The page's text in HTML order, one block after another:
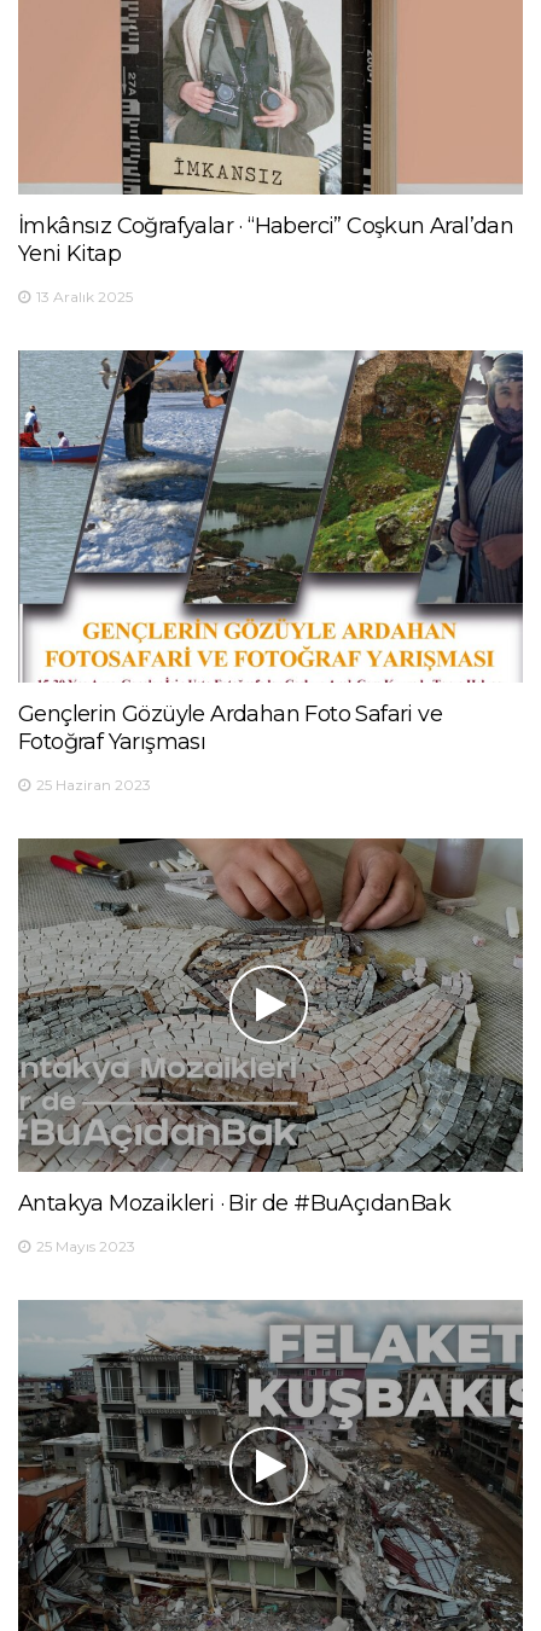
İmkânsız Coğrafyalar · “Haberci” Coşkun Aral’dan
Yeni Kitap
13 Aralık 2025
Gençlerin Gözüyle Ardahan Foto Safari ve
Fotoğraf Yarışması
25 Haziran 2023
Antakya Mozaikleri · Bir de #BuAçıdanBak
25 Mayıs 2023